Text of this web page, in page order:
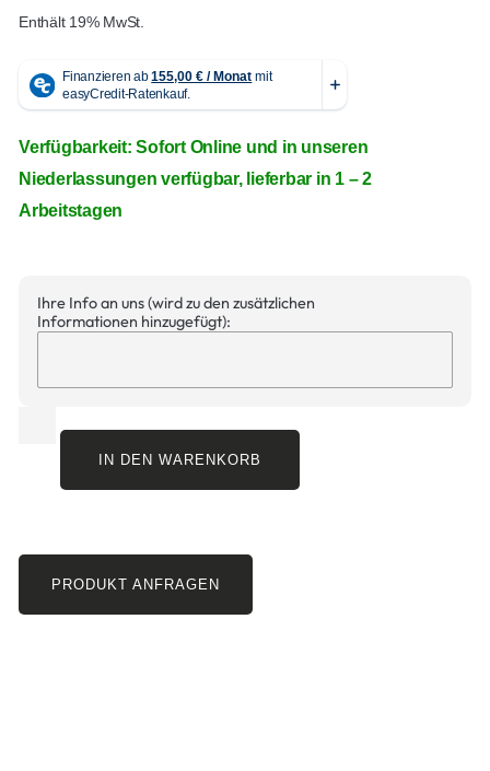
Enthält 19% MwSt.
Verfügbarkeit: Sofort Online und in unseren
Niederlassungen verfügbar, lieferbar in 1 – 2
Arbeitstagen
Ihre Info an uns (wird zu den zusätzlichen
Informationen hinzugefügt):
IN DEN WARENKORB
PRODUKT ANFRAGEN